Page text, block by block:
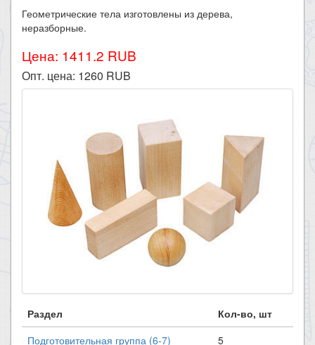
Геометрические тела изготовлены из дерева,
неразборные.
Цена: 1411.2 RUB
Опт. цена: 1260 RUB
Раздел
Кол-во, шт
Подготовительная группа (6-7)
5